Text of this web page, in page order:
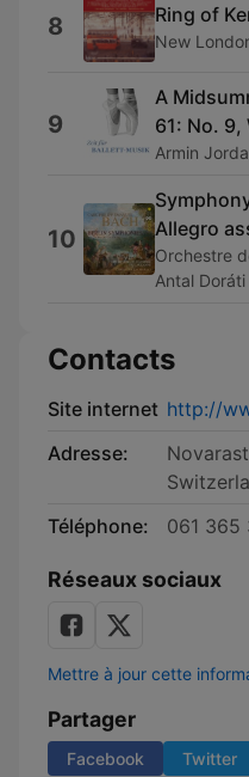
8 Ring of
New
9
A
61: No. 9,
Armin
10
Allegro
Orchestre
Antal Doráti
Contacts
Site internet http://
Adresse:
Téléphone:
061 365
Réseaux sociaux
Mettre à jour cette
Partager
Facebook Twitter